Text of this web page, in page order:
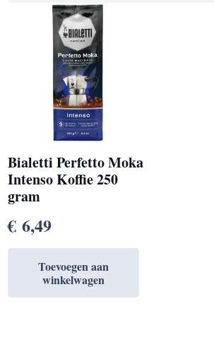
Bialetti Perfetto Moka
Intenso Koffie 250
gram
€ 6,49
Toevoegen aan
winkelwagen